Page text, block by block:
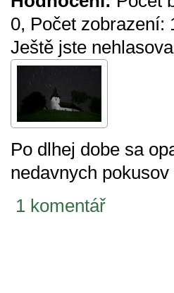
0, Počet zobrazení:
Ještě jste
Po dlhej dobe sa
nedavnych
1 komentář